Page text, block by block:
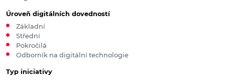
Úroveň digitálních dovedností
Základní
Střední
Pokročilá
Odborník na digitální technologie
Typ iniciativy